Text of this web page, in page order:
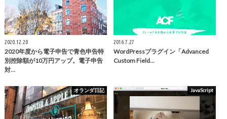
2020.12.20
2020年度から電子申告で青色申告特
別控除額が10万円アップ。電子申告
対…
2016.7.27
WordPressプラグイン「Advanced
Custom Field…
オランダ日記 JavaScript